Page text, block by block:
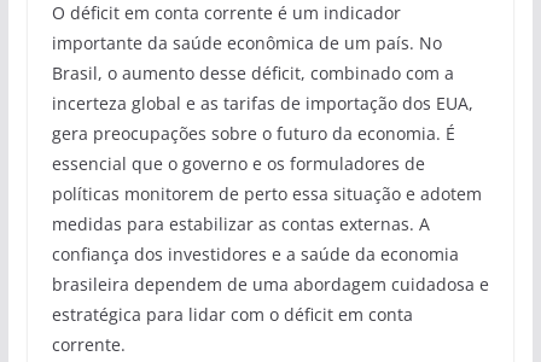
O déficit em conta corrente é um indicador
importante da saúde econômica de um país. No
Brasil, o aumento desse déficit, combinado com a
incerteza global e as tarifas de importação dos EUA,
gera preocupações sobre o futuro da economia. É
essencial que o governo e os formuladores de
políticas monitorem de perto essa situação e adotem
medidas para estabilizar as contas externas. A
confiança dos investidores e a saúde da economia
brasileira dependem de uma abordagem cuidadosa e
estratégica para lidar com o déficit em conta
corrente.